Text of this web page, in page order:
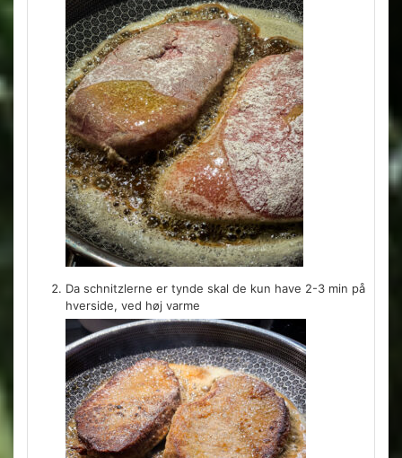
Da schnitzlerne er tynde skal de kun have 2-3 min på
hverside, ved høj varme